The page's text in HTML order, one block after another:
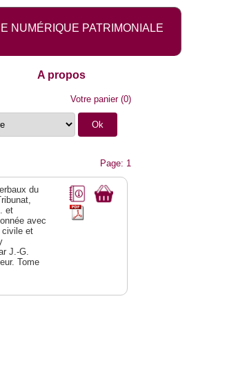
NUMÉRIQUE PATRIMONIALE
A propos
Votre panier(0)
Page: 1
du
et
avec
civile et
J.-G.
Tome